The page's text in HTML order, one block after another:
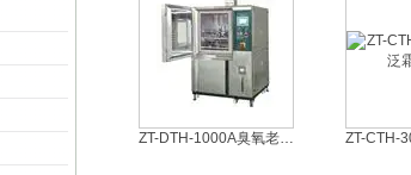
ZT-DTH-1000A臭氧老化实验机